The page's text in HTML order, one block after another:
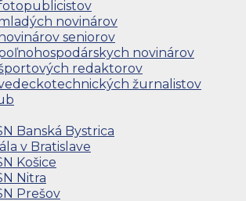
novinárov
seniorov
novinárov
redaktorov
žurnalistov
Banská Bystrica
v Bratislave
Košice
Nitra
Prešov